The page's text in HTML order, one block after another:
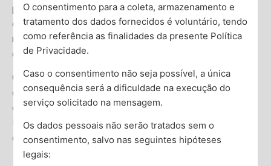
perguntando se deve ver um psiquiatra, use este guia
como ponto de partida. Portanto, lembre-se, sua saúde
mental é preciosa, e buscar ajuda é um sinal de força, não
de fraqueza.
Quer saber mais? Estou à disposição para solucionar
qualquer dúvida que você possa ter e ficarei muito feliz
em responder aos seus comentários sobre este assunto.
Então, leia outros artigos e conheça mais do meu trabalho
comopsiquiatra em Foz do Iguaçu!
O consentimento para a coleta, armazenamento e
tratamento dos dados fornecidos é voluntário, tendo
como referência as finalidades da presente Política
de Privacidade.
Caso o consentimento não seja possível, a única
consequência será a dificuldade na execução do
serviço solicitado na mensagem.
Os dados pessoais não serão tratados sem o
consentimento, salvo nas seguintes hipóteses
legais: